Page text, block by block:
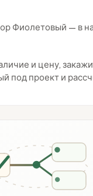
Фиолетовый — в
и цену,
проект и